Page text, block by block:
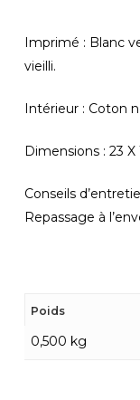
Imprimé : Blanc
vieilli.
Intérieur : Coton
Dimensions : 23
Conseils
Repassage à
Poids
0,500 kg